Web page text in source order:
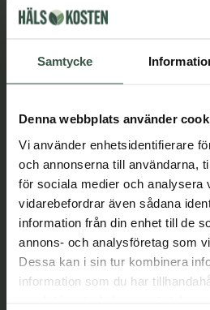
Samtycke
Denna webbplats använder
Vi använder enhetsidentifierare
och annonserna till användarna,
för sociala medier och analysera
vidarebefordrar även sådana
information från din enhet till de
annons- och analysföretag som
Dessa kan i sin tur kombinera
information som du har
Ballongmagen kan vara